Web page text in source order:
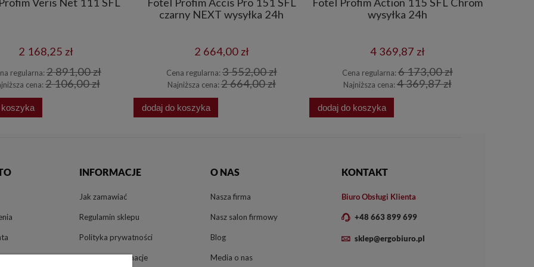
Veris Net 111 SFL
2 168,25 zł
regularna:2 891,00 zł
cena:2 106,00 zł
koszyka
Fotel Profim Accis Pro 151 SFL
czarny NEXT wysyłka 24h
2 664,00 zł
Cena regularna:3 552,00 zł
Najniższa cena:2 664,00 zł
dodaj do koszyka
Fotel Profim Action 115 SFL Chrom
wysyłka 24h
4 369,87 zł
Cena regularna:6 173,00 zł
Najniższa cena:4 369,87 zł
dodaj do koszyka
INFORMACJE
Jak zamawiać
Regulamin sklepu
Polityka prywatności
Zwroty i reklamacje
O NAS
Nasza firma
Nasz salon firmowy
Blog
Media o nas
KONTAKT
Biuro Obsługi Klienta
+48 663 899 699
sklep@ergobiuro.pl